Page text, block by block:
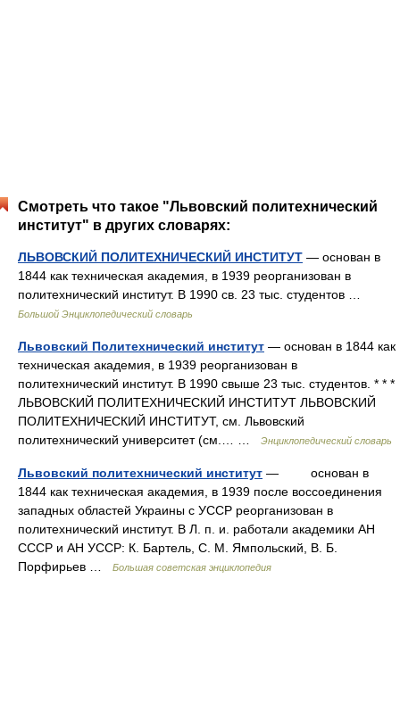
Смотреть что такое "Львовский политехнический
институт" в других словарях:
ЛЬВОВСКИЙ ПОЛИТЕХНИЧЕСКИЙ ИНСТИТУТ — основан в
1844 как техническая академия, в 1939 реорганизован в
политехнический институт. В 1990 св. 23 тыс. студентов …
Большой Энциклопедический словарь
Львовский Политехнический институт — основан в 1844 как
техническая академия, в 1939 реорганизован в
политехнический институт. В 1990 свыше 23 тыс. студентов. * * *
ЛЬВОВСКИЙ ПОЛИТЕХНИЧЕСКИЙ ИНСТИТУТ ЛЬВОВСКИЙ
ПОЛИТЕХНИЧЕСКИЙ ИНСТИТУТ, см. Львовский
политехнический университет (см.… …
Энциклопедический словарь
Львовский политехнический институт — основан в
1844 как техническая академия, в 1939 после воссоединения
западных областей Украины с УССР реорганизован в
политехнический институт. В Л. п. и. работали академики АН
СССР и АН УССР: К. Бартель, С. М. Ямпольский, В. Б.
Порфирьев …
Большая советская энциклопедия